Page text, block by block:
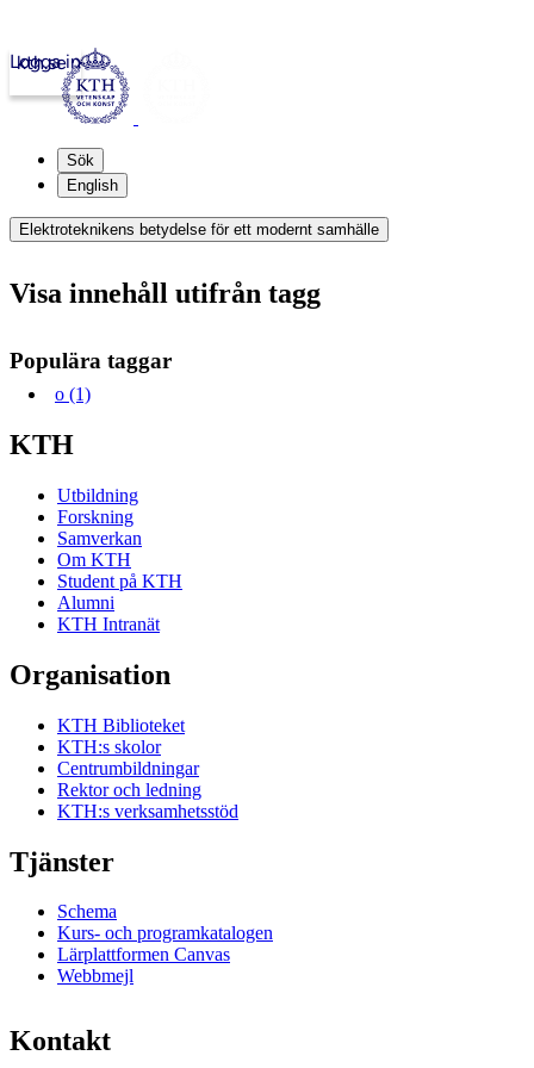
kth.se
Logga in
Sök
English
Elektroteknikens betydelse för ett modernt samhälle
Visa innehåll utifrån tagg
Populära taggar
o (1)
KTH
Utbildning
Forskning
Samverkan
Om KTH
Student på KTH
Alumni
KTH Intranät
Organisation
KTH Biblioteket
KTH:s skolor
Centrumbildningar
Rektor och ledning
KTH:s verksamhetsstöd
Tjänster
Schema
Kurs- och programkatalogen
Lärplattformen Canvas
Webbmejl
Kontakt